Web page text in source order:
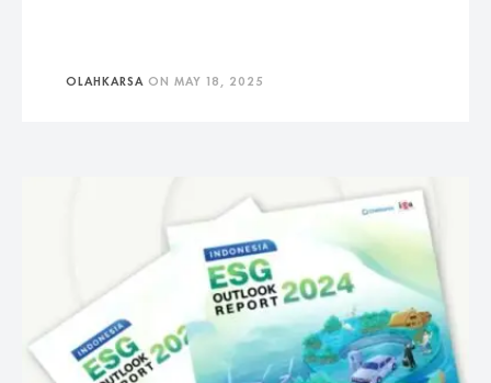
OLAHKARSA ON MAY 18, 2025